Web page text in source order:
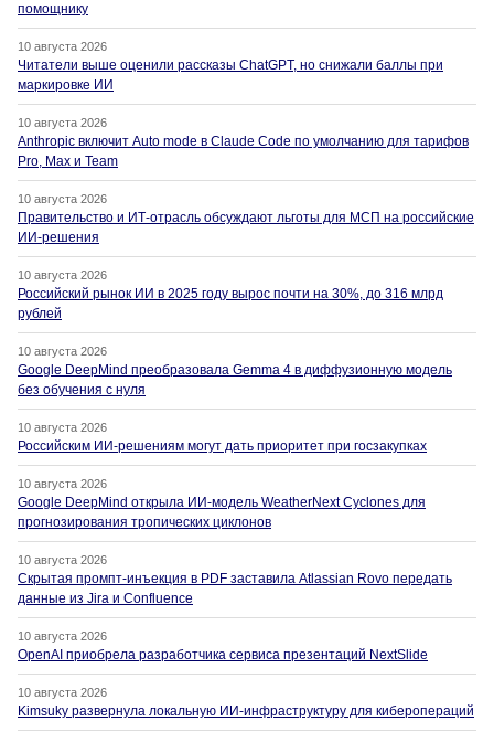
помощнику
10 августа 2026
Читатели выше оценили рассказы ChatGPT, но снижали баллы при
маркировке ИИ
10 августа 2026
Anthropic включит Auto mode в Claude Code по умолчанию для тарифов
Pro, Max и Team
10 августа 2026
Правительство и ИТ-отрасль обсуждают льготы для МСП на российские
ИИ-решения
10 августа 2026
Российский рынок ИИ в 2025 году вырос почти на 30%, до 316 млрд
рублей
10 августа 2026
Google DeepMind преобразовала Gemma 4 в диффузионную модель
без обучения с нуля
10 августа 2026
Российским ИИ-решениям могут дать приоритет при госзакупках
10 августа 2026
Google DeepMind открыла ИИ-модель WeatherNext Cyclones для
прогнозирования тропических циклонов
10 августа 2026
Скрытая промпт-инъекция в PDF заставила Atlassian Rovo передать
данные из Jira и Confluence
10 августа 2026
OpenAI приобрела разработчика сервиса презентаций NextSlide
10 августа 2026
Kimsuky развернула локальную ИИ-инфраструктуру для киберопераций